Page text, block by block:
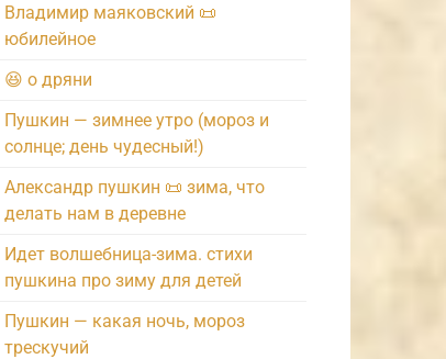
Владимир маяковский 📜
юбилейное
😆 о дряни
Пушкин — зимнее утро (мороз и
солнце; день чудесный!)
Александр пушкин 📜 зима, что
делать нам в деревне
Идет волшебница-зима. стихи
пушкина про зиму для детей
Пушкин — какая ночь, мороз
трескучий